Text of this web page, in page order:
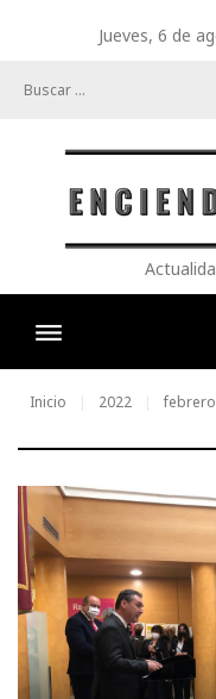
Jueves, 6 de
Inicio 2022 febrero
Día:
18
de
febrero
de
2022